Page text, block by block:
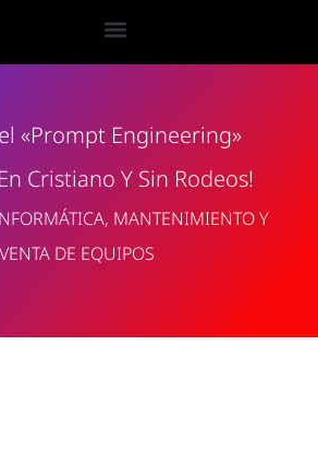
«Prompt Engineering»
Cristiano Y Sin Rodeos!
MANTENIMIENTO Y
VENTA DE EQUIPOS